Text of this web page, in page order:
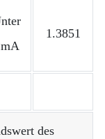
1.3851
des